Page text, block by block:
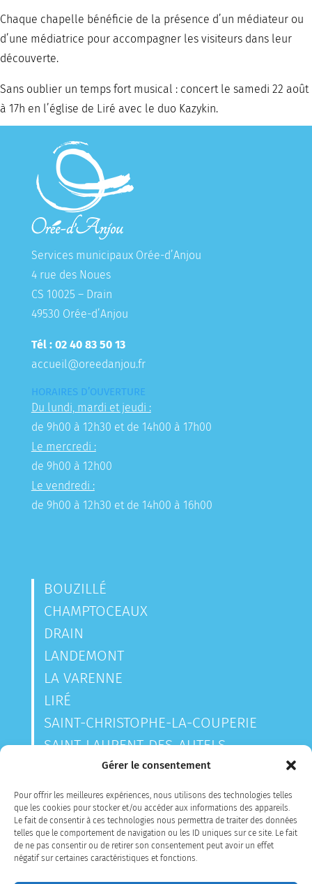
Gérer le consentement
Pour offrir les meilleures expériences, nous utilisons des technologies telles
que les cookies pour stocker et/ou accéder aux informations des appareils.
Le fait de consentir à ces technologies nous permettra de traiter des données
telles que le comportement de navigation ou les ID uniques sur ce site. Le fait
de ne pas consentir ou de retirer son consentement peut avoir un effet
négatif sur certaines caractéristiques et fonctions.
Chaque chapelle bénéficie de la présence d’un médiateur ou
d’une médiatrice pour accompagner les visiteurs dans leur
découverte.
Sans oublier un temps fort musical : concert le samedi 22 août
à 17h en l’église de Liré avec le duo Kazykin.
Services municipaux Orée-d’Anjou
4 rue des Noues
CS 10025 – Drain
49530 Orée-d’Anjou
Tél : 02 40 83 50 13
accueil@oreedanjou.fr
HORAIRES D’OUVERTURE
Du lundi, mardi et jeudi :
de 9h00 à 12h30 et de 14h00 à 17h00
Le mercredi :
de 9h00 à 12h00
Le vendredi :
de 9h00 à 12h30 et de 14h00 à 16h00
BOUZILLÉ
CHAMPTOCEAUX
DRAIN
LANDEMONT
LA VARENNE
LIRÉ
SAINT-CHRISTOPHE-LA-COUPERIE
SAINT-LAURENT-DES-AUTELS
SAINT-SAUVEUR-DE-LANDEMONT
CONTACTEZ-NOUS